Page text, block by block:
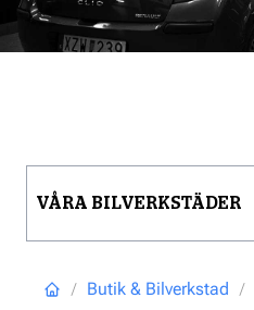
VÅRA BILVERKSTÄDER
Butik & Bilverkstad